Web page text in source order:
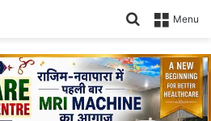
Menu
Search